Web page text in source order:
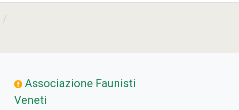
Associazione Faunisti
Veneti